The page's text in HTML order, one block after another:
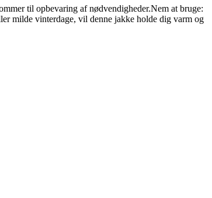
til opbevaring af nødvendigheder.Nem at bruge:
milde vinterdage, vil denne jakke holde dig varm og